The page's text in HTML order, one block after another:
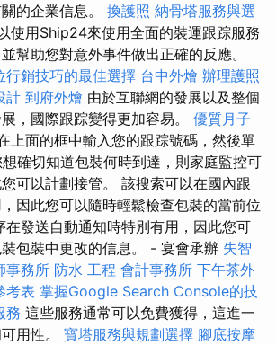
的企業信息。 換護照 納骨塔服務與選
使用Ship24來使用全面的裝運跟踪服務
幫助您對意外事件做出正確的反應。
行銷技巧的最佳選擇 台中外燴 辦理護照
計 到府外燴 由於互聯網的發展以及整個
，國際跟踪變得更加容易。 優質月子
上面的框中輸入您的跟踪號碼，然後單
想確切知道包裝何時到達，則家庭監控可
可以計劃接管。 該搜索可以在國內跟
因此您可以隨時輕鬆檢查包裝的當前位
在發送自動通知時特別有用，因此您可
包裝中更改的信息。 - 宴會承辦 失智
事務所 防水 工程 會計事務所 下午茶外
考表 掌握Google Search Console的技
務 這些服務通常可以免費獲得，這進一
用性。 寶塔服務與規劃選擇 腳底按摩